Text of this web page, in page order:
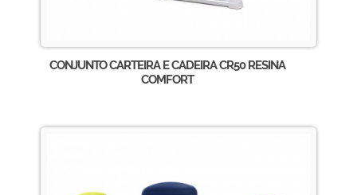
CONJUNTO CARTEIRA E CADEIRA CR50 RESINA
COMFORT